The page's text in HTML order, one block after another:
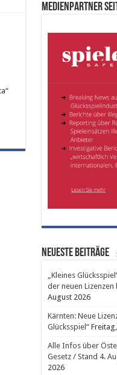
Medienpartner
Neueste Beiträge
„Kleines
der neuen Lizenzen
August 2026
Kärnten: Neue
Glücksspiel“
Alle Infos über
Gesetz / Stand 4.
2026